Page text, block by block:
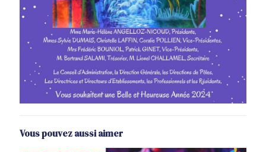
Vous pouvez aussi aimer